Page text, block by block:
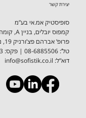
יצירת קשר
סופיסטיק אמ.אי בע”מ
קמפוס יובלים, בניין A, קומה 2, משרד 1206
פרופ’ אברהם פצ’ורניק 19, נס ציונה, 7413015
טל’: 08-6885506 ​| פקס: 08-9405553
דוא”ל: info@sofistik.co.il